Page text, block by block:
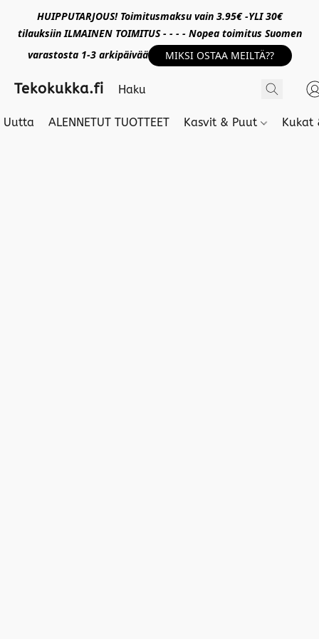
HUIPPUTARJOUS! Toimitusmaksu vain 3.95€ -YLI 30€
tilauksiin ILMAINEN TOIMITUS - - - - Nopea toimitus Suomen
varastosta 1-3 arkipäivää
MIKSI OSTAA MEILTÄ??
Tekokukka.fi
Uutta ALENNETUT TUOTTEET Kasvit & Puut Kukat